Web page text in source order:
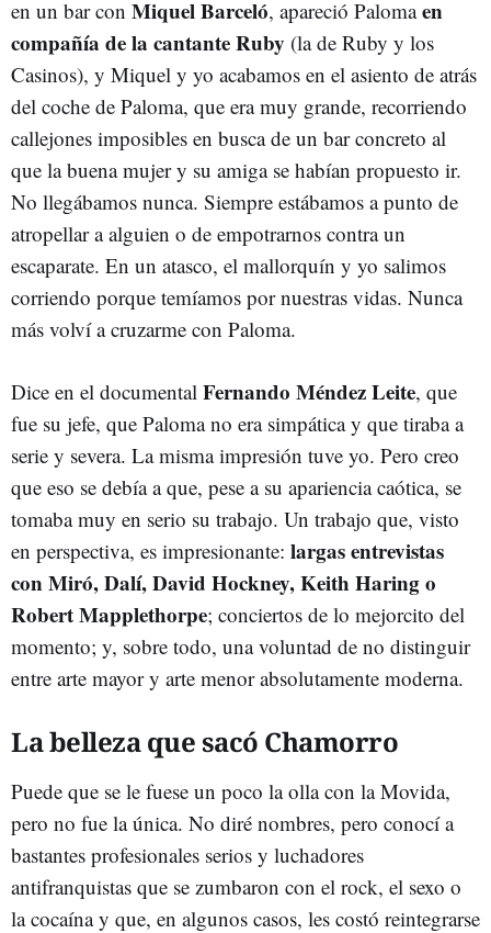
en un bar con Miquel Barceló, apareció Palomaen
compañía de la cantante Ruby (la de Ruby y los
Casinos), y Miquel y yo acabamos en el asiento de atrás
del coche de Paloma, que era muy grande, recorriendo
callejones imposibles en busca de un bar concreto al
que la buena mujer y su amiga se habían propuesto ir.
No llegábamos nunca. Siempre estábamos a punto de
atropellar a alguien o de empotrarnos contra un
escaparate. En un atasco, el mallorquín y yo salimos
corriendo porque temíamos por nuestras vidas. Nunca
más volví a cruzarme con Paloma.
Dice en el documental Fernando Méndez Leite, que
fue su jefe, que Paloma no era simpática y que tiraba a
serie y severa. La misma impresión tuve yo. Pero creo
que eso se debía a que, pese a su apariencia caótica, se
tomaba muy en serio su trabajo. Un trabajo que, visto
en perspectiva, es impresionante: largas entrevistas
con Miró, Dalí, David Hockney, Keith Haring o
Robert Mapplethorpe; conciertos de lo mejorcito del
momento; y, sobre todo, una voluntad de no distinguir
entre arte mayor y arte menor absolutamente moderna.
La belleza que sacó Chamorro
Puede que se le fuese un poco la olla con la Movida,
pero no fue la única. No diré nombres, pero conocí a
bastantes profesionales serios y luchadores
antifranquistas que se zumbaron con el rock, el sexo o
la cocaína y que, en algunos casos, les costó reintegrarse